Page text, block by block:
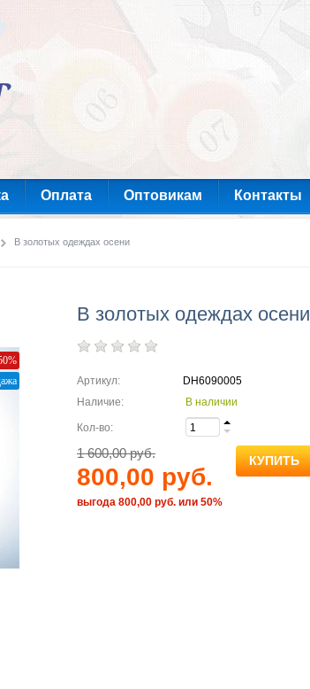
Оплата Оптовикам Контакты
В золотых одеждах осени
В золотых одеждах осени
Артикул:
DH6090005
Наличие:
В наличии
Кол-во:
1 600,00 руб.
800,00 руб.
выгода 800,00 руб. или 50%
КУПИТЬ